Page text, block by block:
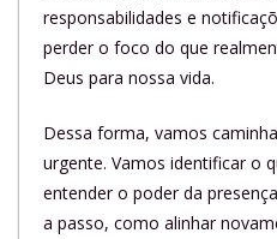
responsabilidades e
perder o foco do que
Deus para nossa vida.
Dessa forma, vamos
urgente. Vamos identificar o
entender o poder da
a passo, como alinhar